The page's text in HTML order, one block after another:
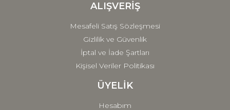
ALIŞVERİŞ
Mesafeli Satış Sözleşmesi
Gizlilik ve Güvenlik
İptal ve İade Şartları
Kişisel Veriler Politikası
ÜYELİK
Hesabım